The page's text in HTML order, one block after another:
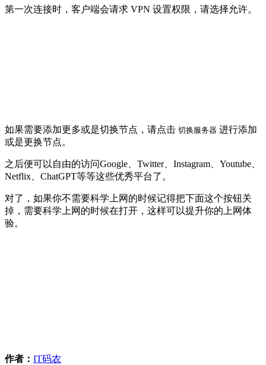
第一次连接时，客户端会请求 VPN 设置权限，请选择允许。
如果需要添加更多或是切换节点，请点击 切换服务器 进行添加
或是更换节点。
之后便可以自由的访问Google、Twitter、Instagram、Youtube、
Netflix、ChatGPT等等这些优秀平台了。
对了，如果你不需要科学上网的时候记得把下面这个按钮关
掉，需要科学上网的时候在打开，这样可以提升你的上网体
验。
作者： IT码农